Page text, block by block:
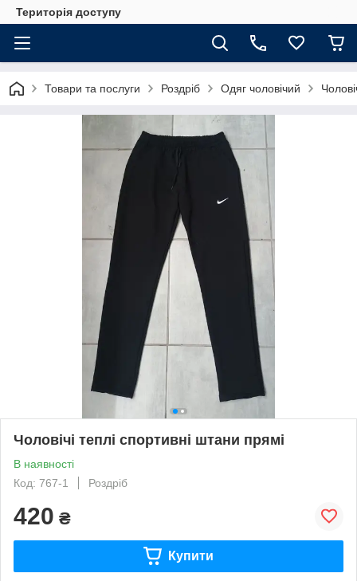
Територія доступу
Товари та послуги Роздріб Одяг чоловічий
Чоловічі теплі спортивні штани прямі
В наявності
Код: 767-1
Роздріб
420 ₴
Купити